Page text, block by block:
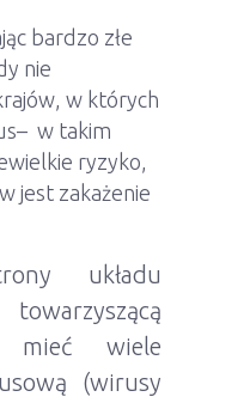
bardzo złe
nie
w których
w takim
ryzyko,
jest zakażenie
układu
mieć wiele
(wirusy